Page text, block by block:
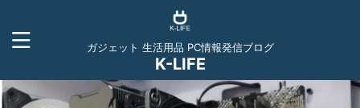
ガジェット 生活用品 PC情報発信ブログ
K-LIFE